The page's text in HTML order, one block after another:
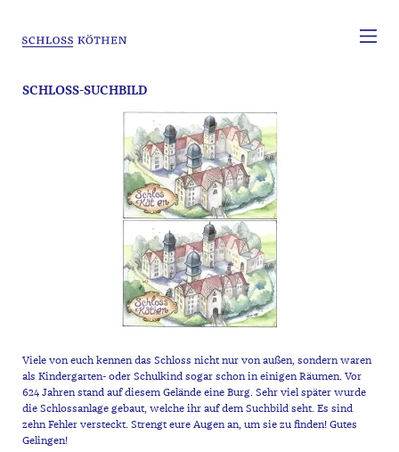
SCHLOSS-SUCHBILD
Viele von euch kennen das Schloss nicht nur von außen, sondern waren
als Kindergarten- oder Schulkind sogar schon in einigen Räumen. Vor
624 Jahren stand auf diesem Gelände eine Burg. Sehr viel später wurde
die Schlossanlage gebaut, welche ihr auf dem Suchbild seht. Es sind
zehn Fehler versteckt. Strengt eure Augen an, um sie zu finden! Gutes
Gelingen!